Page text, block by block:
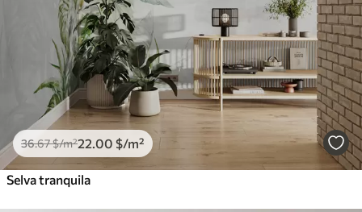
36.67$/m²22 .00 $/m²
Selva tranquila